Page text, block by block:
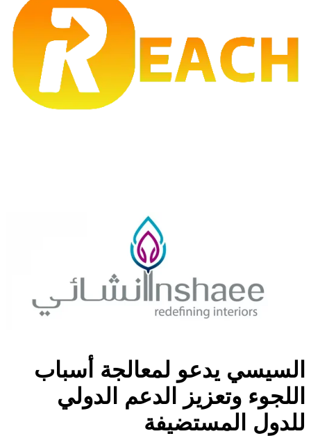
السيسي يدعو لمعالجة أسباب
اللجوء وتعزيز الدعم الدولي
للدول المستضيفة